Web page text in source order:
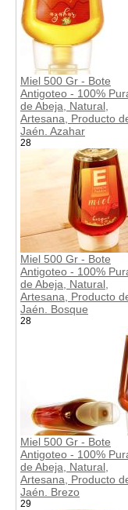
Miel 500 Gr - Bote
Antigoteo - 100%
de Abeja, Natural,
Artesana, Producto
Jaén. Azahar
28
Miel 500 Gr - Bote
Antigoteo - 100%
de Abeja, Natural,
Artesana, Producto
Jaén. Bosque
28
Miel 500 Gr - Bote
Antigoteo - 100%
de Abeja, Natural,
Artesana, Producto
Jaén. Brezo
29